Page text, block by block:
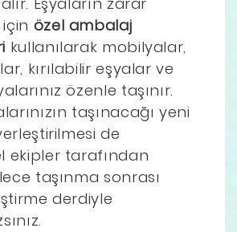
özel ambalaj
kullanılarak mobilyalar,
kırılabilir eşyalar ve
özenle taşınır.
taşınacağı yeni
de
ekipler tarafından
taşınma sonrası
derdiyle